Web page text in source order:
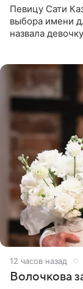
Певицу Сати
выбора имени
назвала
12 часов назад
Волочкова